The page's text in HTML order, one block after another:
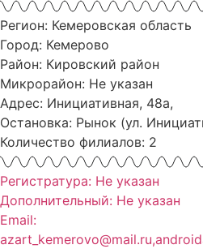
Регион: Кемеровская область
Город: Кемерово
Район: Кировский район
Микрорайон: Не указан
Адрес: Инициативная, 48а,
Остановка: Рынок (ул.
Количество филиалов: 2
Регистратура: Не указан
Дополнительный: Не указан
Email: